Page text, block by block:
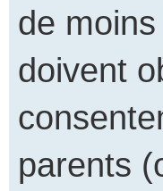
de
doivent
parents